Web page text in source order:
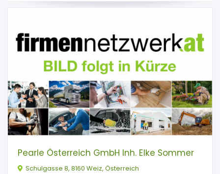
Pearle Österreich GmbH Inh. Elke Sommer
Schulgasse 8, 8160 Weiz, Österreich